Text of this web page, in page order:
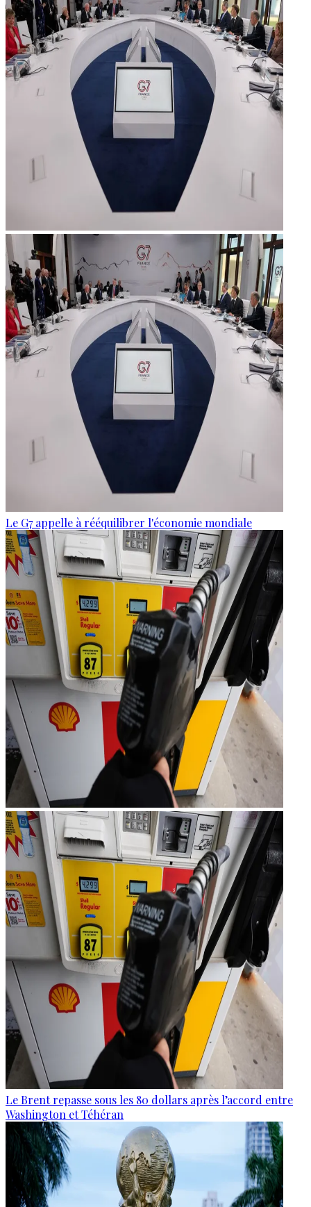
Le G7 appelle à rééquilibrer l'économie mondiale
Le Brent repasse sous les 80 dollars après l’accord entre
Washington et Téhéran